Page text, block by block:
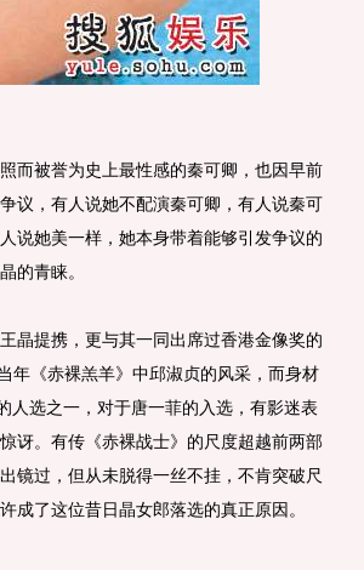
被誉为史上最性感的秦可卿，也因早前
议，有人说她不配演秦可卿，有人说秦可
说她美一样，她本身带着能够引发争议的
的青睐。
提携，更与其一同出席过香港金像奖的
年《赤裸羔羊》中邱淑贞的风采，而身材
人选之一，对于唐一菲的入选，有影迷表
讶。有传《赤裸战士》的尺度超越前两部
镜过，但从未脱得一丝不挂，不肯突破尺
成了这位昔日晶女郎落选的真正原因。